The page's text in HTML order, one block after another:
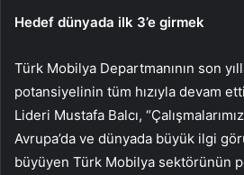
Hedef dünyada ilk 3’e girmek
Türk Mobilya Departmanının son
potansiyelinin tüm hızıyla devam
Lideri Mustafa Balcı,
Avrupa’da ve dünyada büyük ilgi
büyüyen Türk Mobilya sektörünün